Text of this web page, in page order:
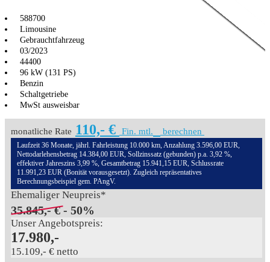
588700
Limousine
Gebrauchtfahrzeug
03/2023
44400
96 kW (131 PS)
Benzin
Schaltgetriebe
MwSt ausweisbar
monatliche Rate 110,- € Fin. mtl. berechnen
Laufzeit 36 Monate, jährl. Fahrleistung 10.000 km, Anzahlung 3.596,00 EUR,
Nettodarlehensbetrag 14.384,00 EUR, Sollzinssatz (gebunden) p.a. 3,92 %,
effektiver Jahreszins 3,99 %, Gesamtbetrag 15.941,15 EUR, Schlussrate
11.991,23 EUR (Bonität vorausgesetzt). Zugleich repräsentatives
Berechnungsbeispiel gem. PAngV.
Ehemaliger Neupreis*
35.845,- € - 50%
Unser Angebotspreis:
17.980,-
15.109,- € netto